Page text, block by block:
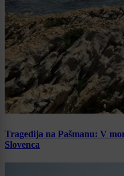
Tragedija na Pašmanu: V
Slovenca